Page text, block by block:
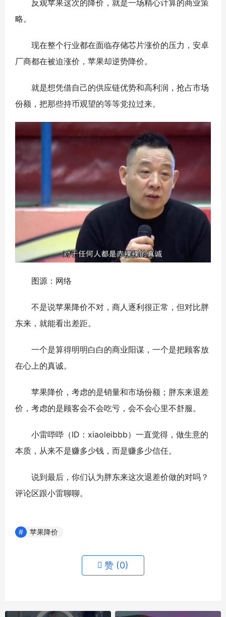
反观苹果这次的降价，就是一场精心计算的商业策
略。
现在整个行业都在面临存储芯片涨价的压力，安卓
厂商都在被迫涨价，苹果却逆势降价。
就是想凭借自己的供应链优势和高利润，抢占市场
份额，把那些持币观望的等等党拉过来。
图源：网络
不是说苹果降价不对，商人逐利很正常，但对比胖
东来，就能看出差距。
一个是算得明明白白的商业阳谋，一个是把顾客放
在心上的真诚。
苹果降价，考虑的是销量和市场份额；胖东来退差
价，考虑的是顾客会不会吃亏，会不会心里不舒服。
小雷哔哔（ID：xiaoleibbb）一直觉得，做生意的
本质，从来不是赚多少钱，而是赚多少信任。
说到最后，你们认为胖东来这次退差价做的对吗？
评论区跟小雷聊聊。
苹果降价
赞 (0)